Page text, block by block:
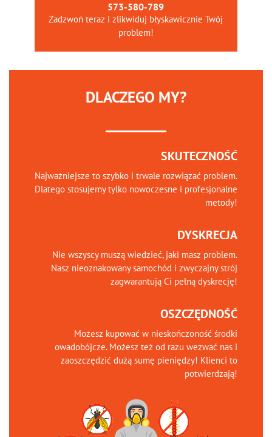
573-580-789
Zadzwoń teraz i zlikwiduj błyskawicznie Twój
problem!
DLACZEGO MY?
SKUTECZNOŚĆ
Najważniejsze to szybko i trwale rozwiązać problem.
Dlatego stosujemy tylko nowoczesne i profesjonalne
metody!
DYSKRECJA
Nie wszyscy muszą wiedzieć, jaki masz problem.
Nasz nieoznakowany samochód i zwyczajny strój
zagwarantują Ci pełną dyskrecję!
OSZCZĘDNOŚĆ
Możesz kupować w nieskończoność środki
owadobójcze. Możesz też od razu wezwać nas i
zaoszczędzić dużą sumę pieniędzy! Klienci to
potwierdzają!